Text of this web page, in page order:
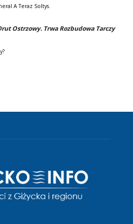
A Teraz Soltys.
Ostrzowy. Trwa Rozbudowa Tarczy